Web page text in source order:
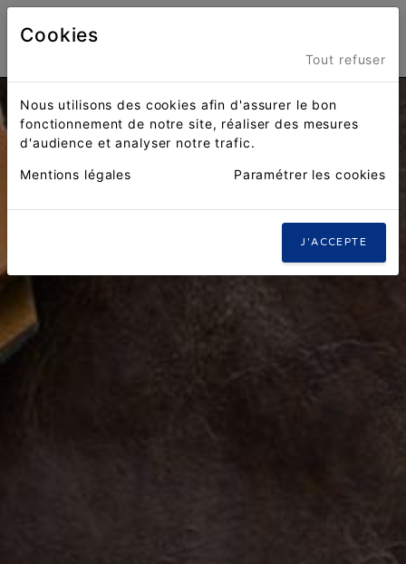
Cookies
Tout refuser
Nous utilisons des cookies afin d'assurer le bon
fonctionnement de notre site, réaliser des mesures
d'audience et analyser notre trafic.
Mentions légales Paramétrer les cookies
J'ACCEPTE